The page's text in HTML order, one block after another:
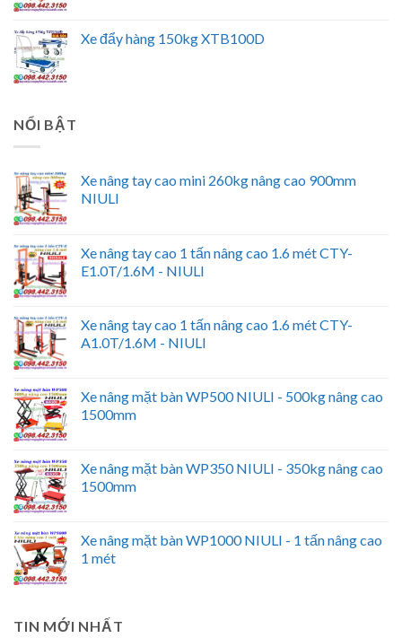
Xe đẩy hàng 150kg XTB100D
NỔI BẬT
Xe nâng tay cao mini 260kg nâng cao 900mm
NIULI
Xe nâng tay cao 1 tấn nâng cao 1.6 mét CTY-
E1.0T/1.6M - NIULI
Xe nâng tay cao 1 tấn nâng cao 1.6 mét CTY-
A1.0T/1.6M - NIULI
Xe nâng mặt bàn WP500 NIULI - 500kg nâng cao
1500mm
Xe nâng mặt bàn WP350 NIULI - 350kg nâng cao
1500mm
Xe nâng mặt bàn WP1000 NIULI - 1 tấn nâng cao
1 mét
TIN MỚI NHẤT